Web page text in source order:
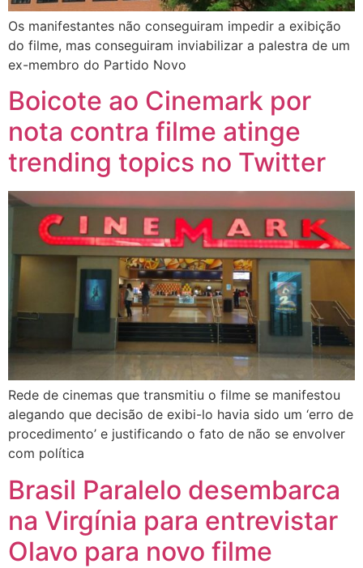
Os manifestantes não conseguiram impedir a exibição
do filme, mas conseguiram inviabilizar a palestra de um
ex-membro do Partido Novo
Boicote ao Cinemark por
nota contra filme atinge
trending topics no Twitter
Rede de cinemas que transmitiu o filme se manifestou
alegando que decisão de exibi-lo havia sido um ‘erro de
procedimento’ e justificando o fato de não se envolver
com política
Brasil Paralelo desembarca
na Virgínia para entrevistar
Olavo para novo filme